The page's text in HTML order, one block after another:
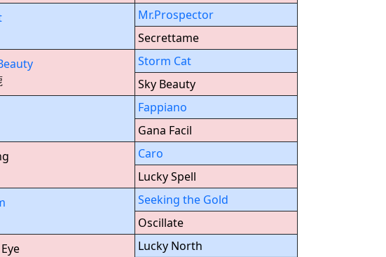
Mr.Prospector
Secrettame
Storm Cat
Sky Beauty
Fappiano
Gana Facil
Caro
Lucky Spell
Seeking the Gold
Oscillate
Lucky North